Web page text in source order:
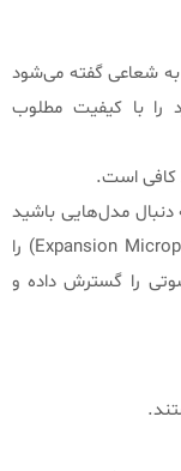
شعاعی گفته می‌شود
را با کیفیت مطلوب
از ۴ متر) باید به دنبال مدل‌هایی باشید
که قابلیت اتصال میکروفون‌های جانبی (Expansion Microphones) را
را گسترش داده و